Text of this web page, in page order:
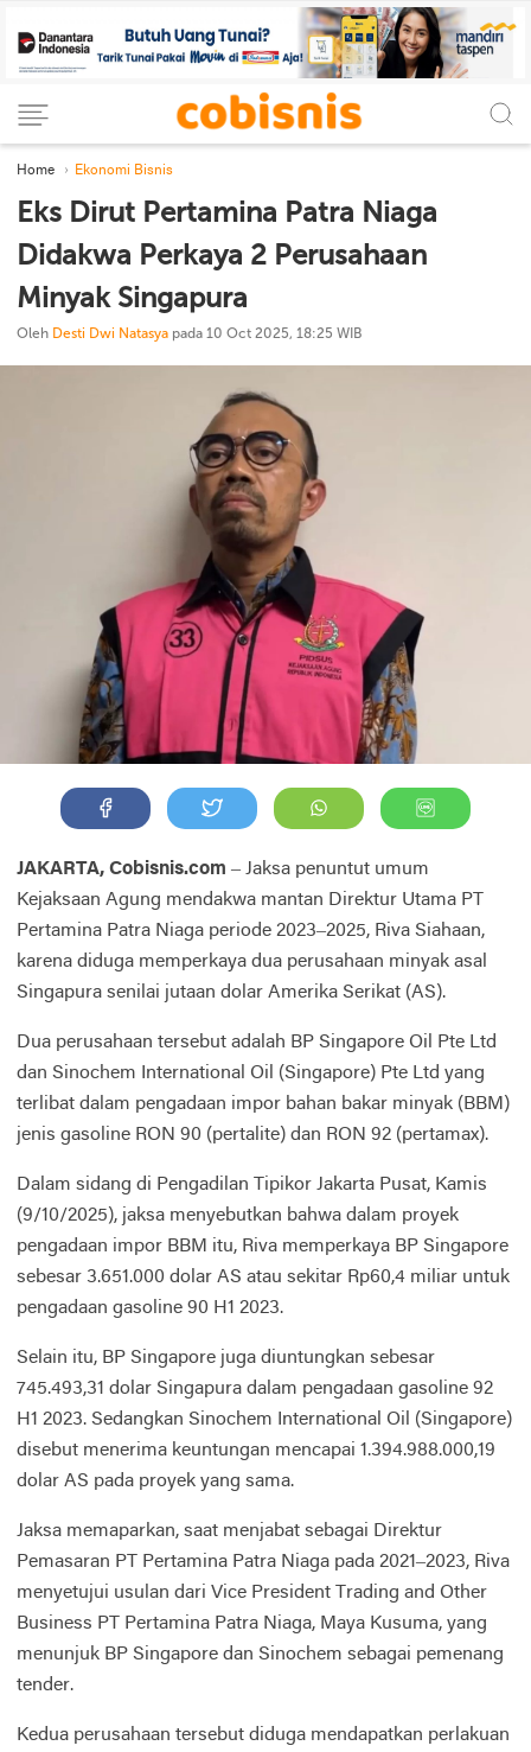
Home Ekonomi Bisnis
Eks Dirut Pertamina Patra Niaga
Didakwa Perkaya 2 Perusahaan
Minyak Singapura
Oleh Desti Dwi Natasya pada 10 Oct 2025, 18:25 WIB
JAKARTA, Cobisnis.com – Jaksa penuntut umum
Kejaksaan Agung mendakwa mantan Direktur Utama PT
Pertamina Patra Niaga periode 2023–2025, Riva Siahaan,
karena diduga memperkaya dua perusahaan minyak asal
Singapura senilai jutaan dolar Amerika Serikat (AS).
Dua perusahaan tersebut adalah BP Singapore Oil Pte Ltd
dan Sinochem International Oil (Singapore) Pte Ltd yang
terlibat dalam pengadaan impor bahan bakar minyak (BBM)
jenis gasoline RON 90 (pertalite) dan RON 92 (pertamax).
Dalam sidang di Pengadilan Tipikor Jakarta Pusat, Kamis
(9/10/2025), jaksa menyebutkan bahwa dalam proyek
pengadaan impor BBM itu, Riva memperkaya BP Singapore
sebesar 3.651.000 dolar AS atau sekitar Rp60,4 miliar untuk
pengadaan gasoline 90 H1 2023.
Selain itu, BP Singapore juga diuntungkan sebesar
745.493,31 dolar Singapura dalam pengadaan gasoline 92
H1 2023. Sedangkan Sinochem International Oil (Singapore)
disebut menerima keuntungan mencapai 1.394.988.000,19
dolar AS pada proyek yang sama.
Jaksa memaparkan, saat menjabat sebagai Direktur
Pemasaran PT Pertamina Patra Niaga pada 2021–2023, Riva
menyetujui usulan dari Vice President Trading and Other
Business PT Pertamina Patra Niaga, Maya Kusuma, yang
menunjuk BP Singapore dan Sinochem sebagai pemenang
tender.
Kedua perusahaan tersebut diduga mendapatkan perlakuan